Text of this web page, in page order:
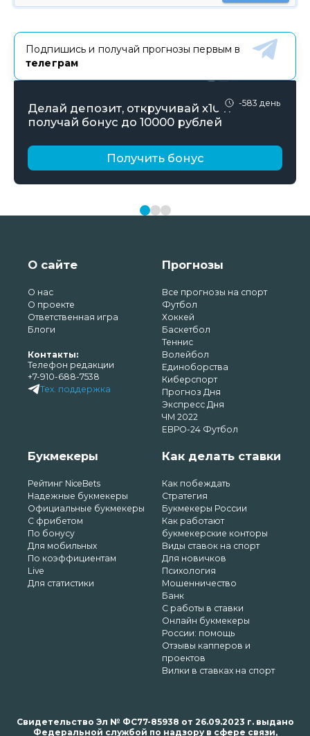
Подпишись и получай прогнозы первым в
телеграм
-583 день
Делай депозит, откручивай х10 и
получай бонус до 10000 рублей
Получить бонус
О сайте
О нас
О проекте
Ответственная игра
Блоги
Контакты:
Телефон редакции
+7-910-688-7538
Тех. поддержка
Прогнозы
Все прогнозы на спорт
Футбол
Хоккей
Баскетбол
Теннис
Волейбол
Единоборства
Киберспорт
Прогноз Дня
Экспресс Дня
ЧМ 2022
ЕВРО-24 Футбол
Букмекеры
Рейтинг NiceBets
Надежные букмекеры
Официальные букмекеры
С фрибетом
По бонусу
Для мобильных
По коэффициентам
Live
Для статистики
Как делать ставки
Как побеждать
Стратегия
Букмекеры России
Как работают
букмекерские конторы
Виды ставок на спорт
Для новичков
Психология
Мошенничество
Банк
С работы в ставки
Онлайн букмекеры
России: помощь
Отзывы капперов и
проектов
Вилки в ставках на спорт
Свидетельство Эл № ФС77-85938 от 26.09.2023 г. выдано
Федеральной службой по надзору в сфере связи,